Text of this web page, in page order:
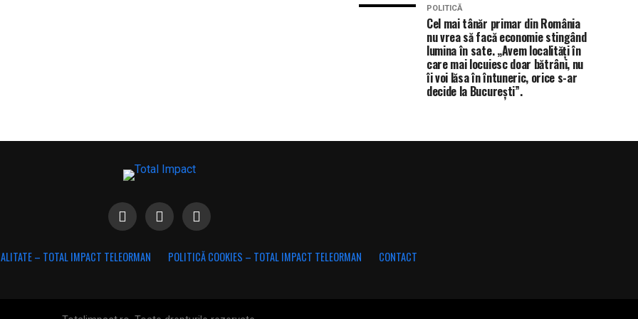
POLITICĂ
Cel mai tânăr primar din România
nu vrea să facă economie stingând
lumina în sate. „Avem localități în
care mai locuiesc doar bătrâni, nu
îi voi lăsa în întuneric, orice s-ar
decide la București”.
– TOTAL IMPACT TELEORMAN POLITICĂ COOKIES – TOTAL IMPACT TELEORMAN CONTACT